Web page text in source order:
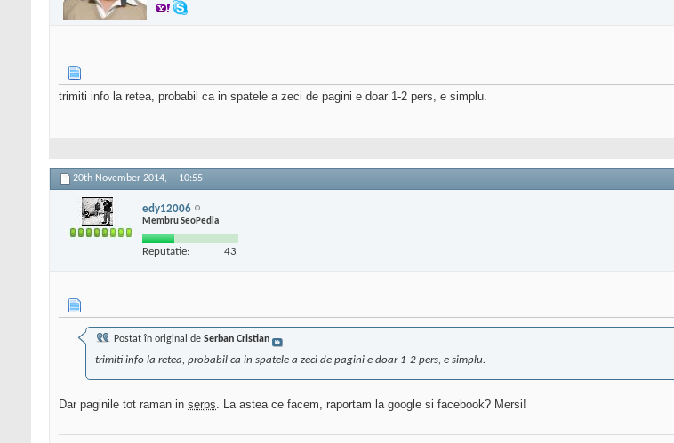
trimiti info la retea, probabil ca in spatele a zeci de pagini e doar 1-2 pers, e simplu.
20th November 2014, 10:55
edy12006
Membru SeoPedia
Reputatie: 43
Postat în original de Serban Cristian
trimiti info la retea, probabil ca in spatele a zeci de pagini e doar 1-2 pers, e simplu.
Dar paginile tot raman in serps. La astea ce facem, raportam la google si facebook? Mersi!